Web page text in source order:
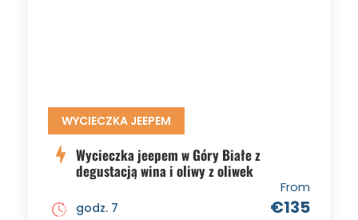
WYCIECZKA JEEPEM
Wycieczka jeepem w Góry Białe z
degustacją wina i oliwy z oliwek
From
€135
godz. 7